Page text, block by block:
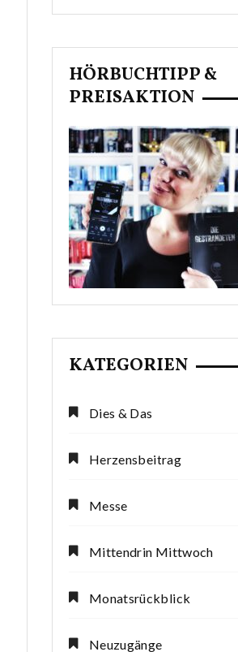
HÖRBUCHTIPP &
PREISAKTION
KATEGORIEN
Dies & Das
Herzensbeitrag
Messe
Mittendrin Mittwoch
Monatsrückblick
Neuzugänge